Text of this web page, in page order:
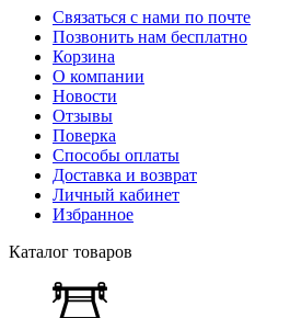
Связаться с нами по почте
Позвонить нам бесплатно
Корзина
О компании
Новости
Отзывы
Поверка
Способы оплаты
Доставка и возврат
Личный кабинет
Избранное
Каталог товаров